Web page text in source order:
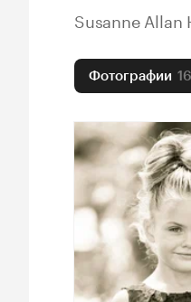
Susanne Allan
Фотографии 16